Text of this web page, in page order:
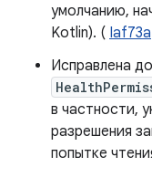
умолчанию,
Kotlin). ( Iaf73a
Исправлена
в частности,
разрешения
попытке